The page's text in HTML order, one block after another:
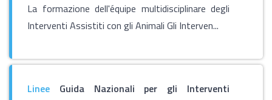
La formazione dell'équipe multidisciplinare degli
Interventi Assistiti con gli Animali Gli Interven...
Linee Guida Nazionali per gli Interventi